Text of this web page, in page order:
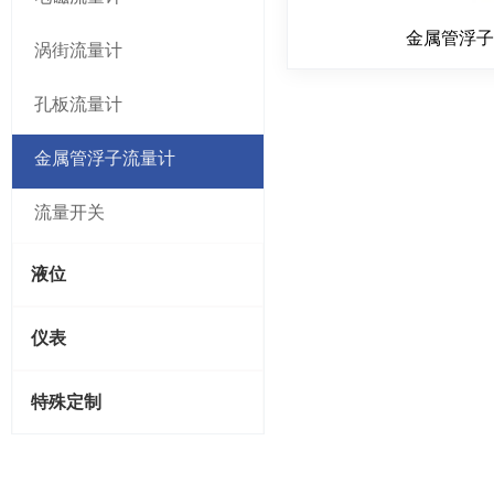
涡街流量计
孔板流量计
金属管浮子流量计
流量开关
液位
仪表
特殊定制
金属管浮